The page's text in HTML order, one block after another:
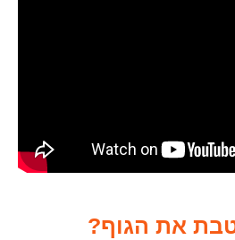
את הגוף?